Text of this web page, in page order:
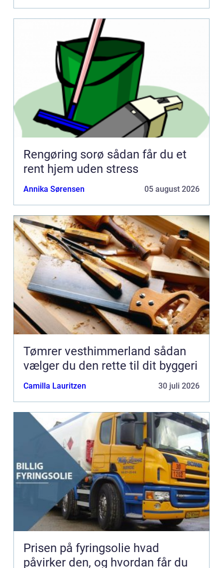
Rengøring sorø sådan får du et
rent hjem uden stress
Annika Sørensen 05 august 2026
Tømrer vesthimmerland sådan
vælger du den rette til dit byggeri
Camilla Lauritzen 30 juli 2026
Prisen på fyringsolie hvad
påvirker den, og hvordan får du